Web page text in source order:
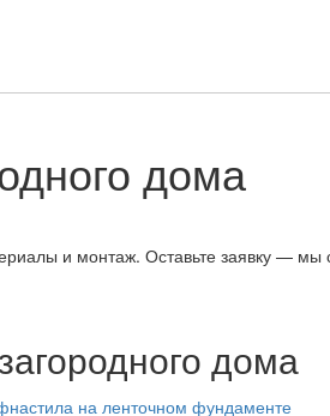
дома
и монтаж. Оставьте заявку — мы
дома